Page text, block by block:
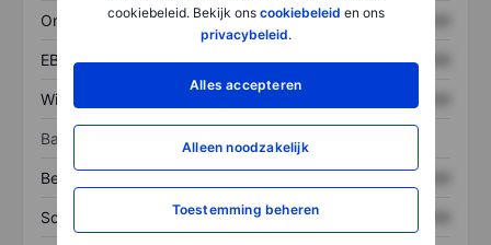
cookiebeleid. Bekijk ons cookiebeleid en ons
privacybeleid.
Alles accepteren
Alleen noodzakelijk
Toestemming beheren
Omzet XXXXXXX XXXXXXX
EBITDA XXXXXXX XXXXXXX
Winst
Balans
Bezittingen
Schulden XXXXXXX